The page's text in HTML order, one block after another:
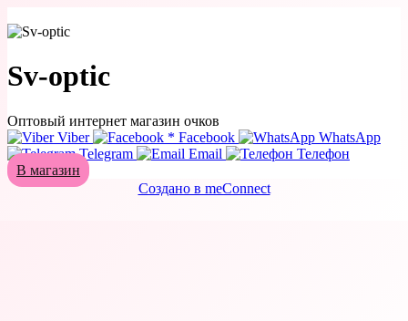
Sv-optic
Оптовый интернет магазин очков
Viber
* Facebook
WhatsApp
Telegram
Email
Телефон
В магазин
Создано в meConnect